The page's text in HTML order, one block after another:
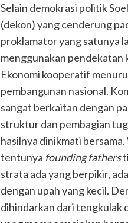
Selain demokrasi politik
(dekon) yang cenderung
proklamator yang satunya
menggunakan pendekatan
Ekonomi kooperatif
pembangunan nasional.
sangat berkaitan dengan
struktur dan pembagian
hasilnya dinikmati
tentunya founding fathers
strata ada yang berpikir,
dengan upah yang kecil.
dihindarkan dari tengkulak